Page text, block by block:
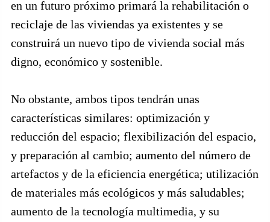
en un futuro próximo primará la rehabilitación o
reciclaje de las viviendas ya existentes y se
construirá un nuevo tipo de vivienda social más
digno, económico y sostenible.
No obstante, ambos tipos tendrán unas
características similares: optimización y
reducción del espacio; flexibilización del espacio,
y preparación al cambio; aumento del número de
artefactos y de la eficiencia energética; utilización
de materiales más ecológicos y más saludables;
aumento de la tecnología multimedia, y su